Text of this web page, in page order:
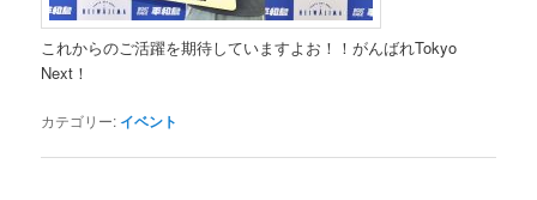
これからのご活躍を期待していますよお！！がんばれTokyo
Next！
カテゴリー: イベント